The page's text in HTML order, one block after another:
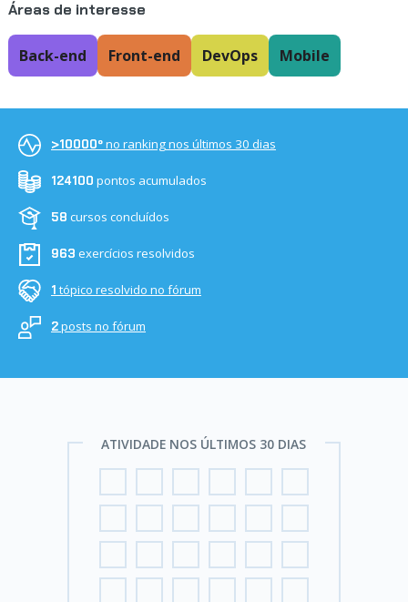
Áreas de interesse
Back-end Front-end DevOps Mobile
>10000ºno ranking nos últimos 30 dias
124100 pontos acumulados
58 cursos concluídos
963 exercícios resolvidos
1 tópico resolvido no fórum
2posts no fórum
ATIVIDADE NOS ÚLTIMOS 30 DIAS